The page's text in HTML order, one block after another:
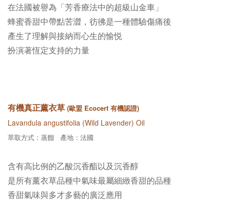
在法國被譽為「芳香療法中的超級山金車」
蜂蜜香甜中帶點苦澀，彷彿是一種體驗傷痛後
產生了理解與接納而心生的愉悦
扮演著恆定支持的力量
有機真正薰衣草 (歐盟 Ecocert 有機認證)
Lavandula angustifolia (Wild Lavender) Oil
萃取方式：蒸餾 產地：法國
含有高比例的乙酸沉香酯以及沉香醇
是所有薰衣草品種中氣味最屬細緻香甜的品種
香甜氣味與多才多藝的廣泛應用